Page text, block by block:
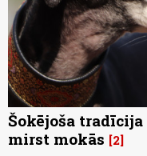
Šokējoša
mirst mokās 2